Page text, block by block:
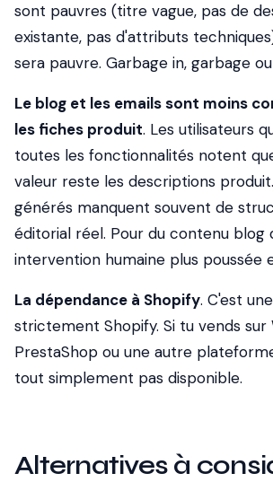
sont pauvres (titre vague, pas de
existante, pas d'attributs
sera pauvre. Garbage in, garbage
Le blog et les emails sont moins
les fiches produit. Les utilisateurs
toutes les fonctionnalités notent
valeur reste les descriptions
générés manquent souvent de
éditorial réel. Pour du contenu blog
intervention humaine plus poussée
La dépendance à Shopify. C'est
strictement Shopify. Si tu vends sur
PrestaShop ou une autre
tout simplement pas disponible.
Alternatives à